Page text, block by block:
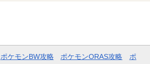
ポケモンBW攻略 ポケモンORAS攻略
ポ